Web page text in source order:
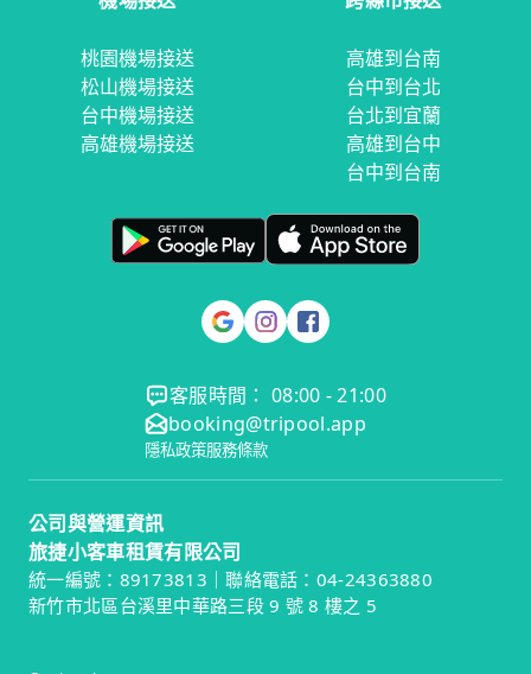
桃園機場接送
松山機場接送
台中機場接送
高雄機場接送
高雄到台南
台中到台北
台北到宜蘭
高雄到台中
台中到台南
客服時間： 08:00 - 21:00
booking@tripool.app
隱私政策服務條款
公司與營運資訊
旅捷小客車租賃有限公司
統一編號：89173813｜聯絡電話：04-24363880
新竹市北區台溪里中華路三段 9 號 8 樓之 5